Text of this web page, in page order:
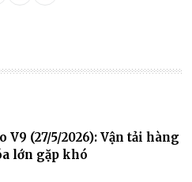
V9 (27/5/2026): Vận tải hàng
lớn gặp khó